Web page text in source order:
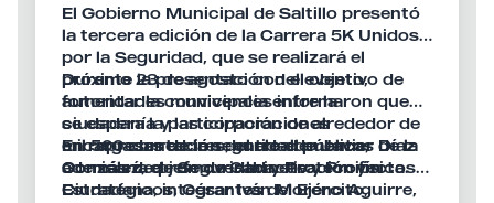
El Gobierno Municipal de Saltillo presentó
la tercera edición de la Carrera 5K Unidos
por la Seguridad, que se realizará el
próximo 23 de agosto con el objetivo de
fomentar la convivencia entre la
ciudadanía y las corporaciones
encargadas de la seguridad pública,
además de promover la activación física.
Durante la presentación del evento,
autoridades municipales informaron que
se espera la participación de alrededor de
mil 500 corredores, entre elementos de la
Comisaría de Seguridad y Protección
Ciudadana, integrantes del Ejército,
En representación del alcalde Javier Díaz
González, el jefe de Gabinete y Proyectos
Estratégicos, César Iván Moreno Aguirre,